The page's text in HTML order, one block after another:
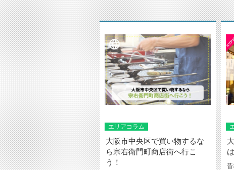
エリアコラム
大阪市中央区で買い物するな
ら宗右衛門町商店街へ行こ
う！